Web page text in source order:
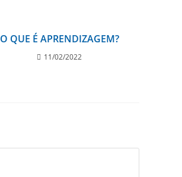
O QUE É APRENDIZAGEM?
11/02/2022